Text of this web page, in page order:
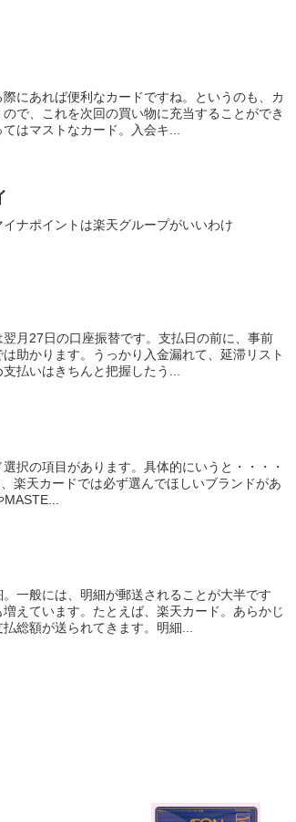
にあれば便利なカードですね。というのも、カ
で、これを次回の買い物に充当することができ
はマストなカード。入会キ...
ナポイントは楽天グループがいいわけ
月27日の口座振替です。支払日の前に、事前
助かります。うっかり入金漏れて、延滞リスト
払いはきちんと把握したう...
択の項目があります。具体的にいうと・・・・
楽天カードでは必ず選んでほしいブランドがあ
一般には、明細が郵送されることが大半です
えています。たとえば、楽天カード。あらかじ
総額が送られてきます。明細...